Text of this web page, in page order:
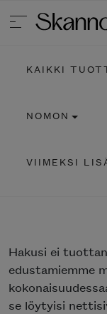
KAIKKI
NOMON
VIIMEKSI
Hakusi ei
edustamiemme
se löytyisi